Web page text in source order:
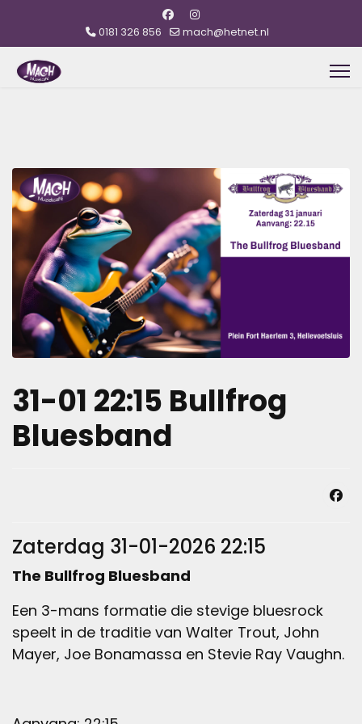
0181 326 856 mach@hetnet.nl
31-01 22:15 Bullfrog
Bluesband
Zaterdag 31-01-2026 22:15
The Bullfrog Bluesband
Een 3-mans formatie die stevige bluesrock
speelt in de traditie van Walter Trout, John
Mayer, Joe Bonamassa en Stevie Ray Vaughn.